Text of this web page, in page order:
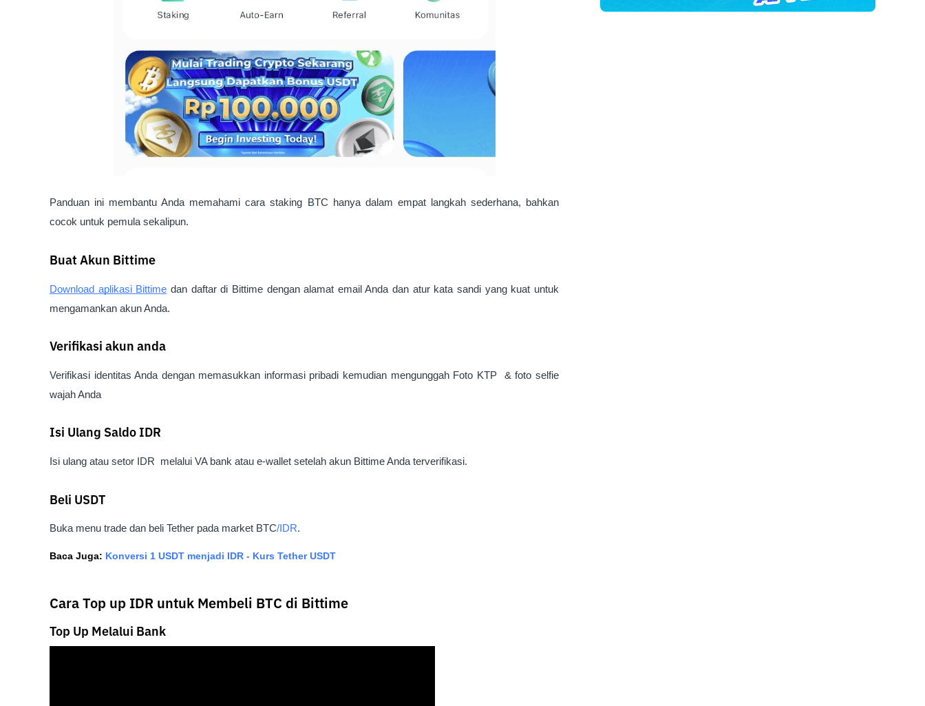
Panduan ini membantu Anda memahami cara staking BTC hanya dalam empat langkah sederhana, bahkan
cocok untuk pemula sekalipun.
Buat Akun Bittime
Download aplikasi Bittime dan daftar di Bittime dengan alamat email Anda dan atur kata sandi yang kuat untuk
mengamankan akun Anda.
Verifikasi akun anda
Verifikasi identitas Anda dengan memasukkan informasi pribadi kemudian mengunggah Foto KTP & foto selfie
wajah Anda
Isi Ulang Saldo IDR
Isi ulang atau setor IDR melalui VA bank atau e-wallet setelah akun Bittime Anda terverifikasi.
Beli USDT
Buka menu trade dan beli Tether pada market BTC/IDR.
Baca Juga: Konversi 1 USDT menjadi IDR - Kurs Tether USDT
Cara Top up IDR untuk Membeli BTC di Bittime
Top Up Melalui Bank